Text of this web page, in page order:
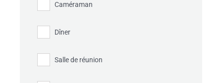
Caméraman
Dîner
Salle de réunion